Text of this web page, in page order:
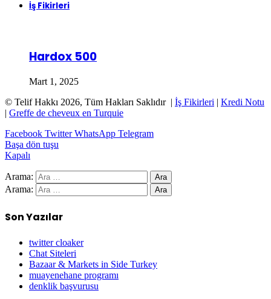
İş Fikirleri
Hardox 500
Mart 1, 2025
© Telif Hakkı 2026, Tüm Hakları Saklıdır | İş Fikirleri
Kredi Notu
Greffe de cheveux en Turquie
Facebook Twitter WhatsApp Telegram
Başa dön tuşu
Kapalı
Arama:
Arama:
Son Yazılar
twitter cloaker
Chat Siteleri
Bazaar & Markets in Side Turkey
muayenehane programı
denklik başvurusu